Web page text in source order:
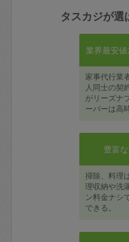
タスカジが選
業界最安
家事代行業
人同士の契
がリーズナ
ーパーは高
豊富
掃除、料理
理収納や洗
ン料金ナシ
できる。